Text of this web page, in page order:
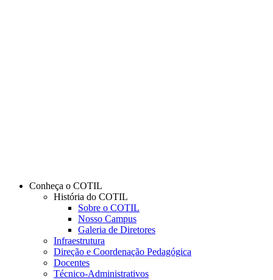
Conheça o COTIL
História do COTIL
Sobre o COTIL
Nosso Campus
Galeria de Diretores
Infraestrutura
Direção e Coordenação Pedagógica
Docentes
Técnico-Administrativos